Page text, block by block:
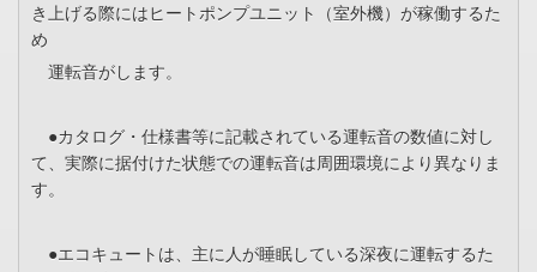
き上げる際にはヒートポンプユニット（室外機）が稼働するた
め
運転音がします。
●カタログ・仕様書等に記載されている運転音の数値に対し
て、実際に据付けた状態での運転音は周囲環境により異なりま
す。
●エコキュートは、主に人が睡眠している深夜に運転するた